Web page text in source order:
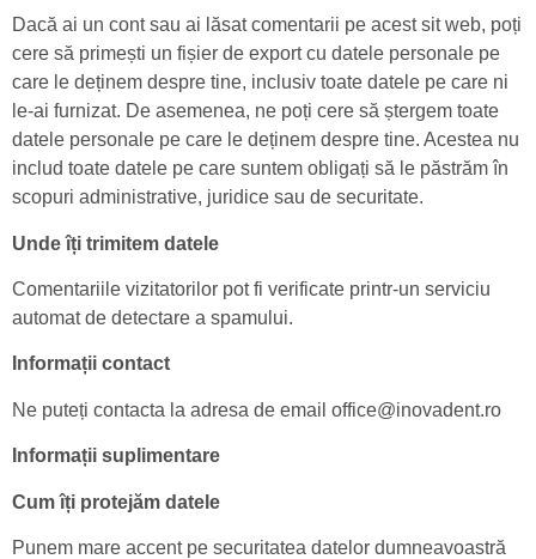
Dacă ai un cont sau ai lăsat comentarii pe acest sit web, poți
cere să primești un fișier de export cu datele personale pe
care le deținem despre tine, inclusiv toate datele pe care ni
le-ai furnizat. De asemenea, ne poți cere să ștergem toate
datele personale pe care le deținem despre tine. Acestea nu
includ toate datele pe care suntem obligați să le păstrăm în
scopuri administrative, juridice sau de securitate.
Unde îți trimitem datele
Comentariile vizitatorilor pot fi verificate printr-un serviciu
automat de detectare a spamului.
Informații contact
Ne puteți contacta la adresa de email office@inovadent.ro
Informații suplimentare
Cum îți protejăm datele
Punem mare accent pe securitatea datelor dumneavoastră